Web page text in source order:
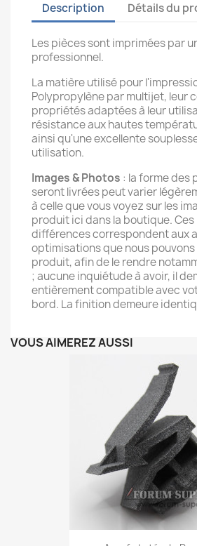
Description Détails du
Les pièces sont imprimées par
professionnel.
La matière utilisé pour
Polypropylène par multijet, leur
propriétés adaptées à leur
résistance aux hautes
ainsi qu'une excellente
utilisation.
Images & Photos : la forme des
seront livrées peut varier
à celle que vous voyez sur les
produit ici dans la boutique.
différences correspondent aux
optimisations que nous
produit, afin de le rendre
; aucune inquiétude à avoir, il
entièrement compatible avec
bord. La finition demeure
VOUS AIMEREZ AUSSI